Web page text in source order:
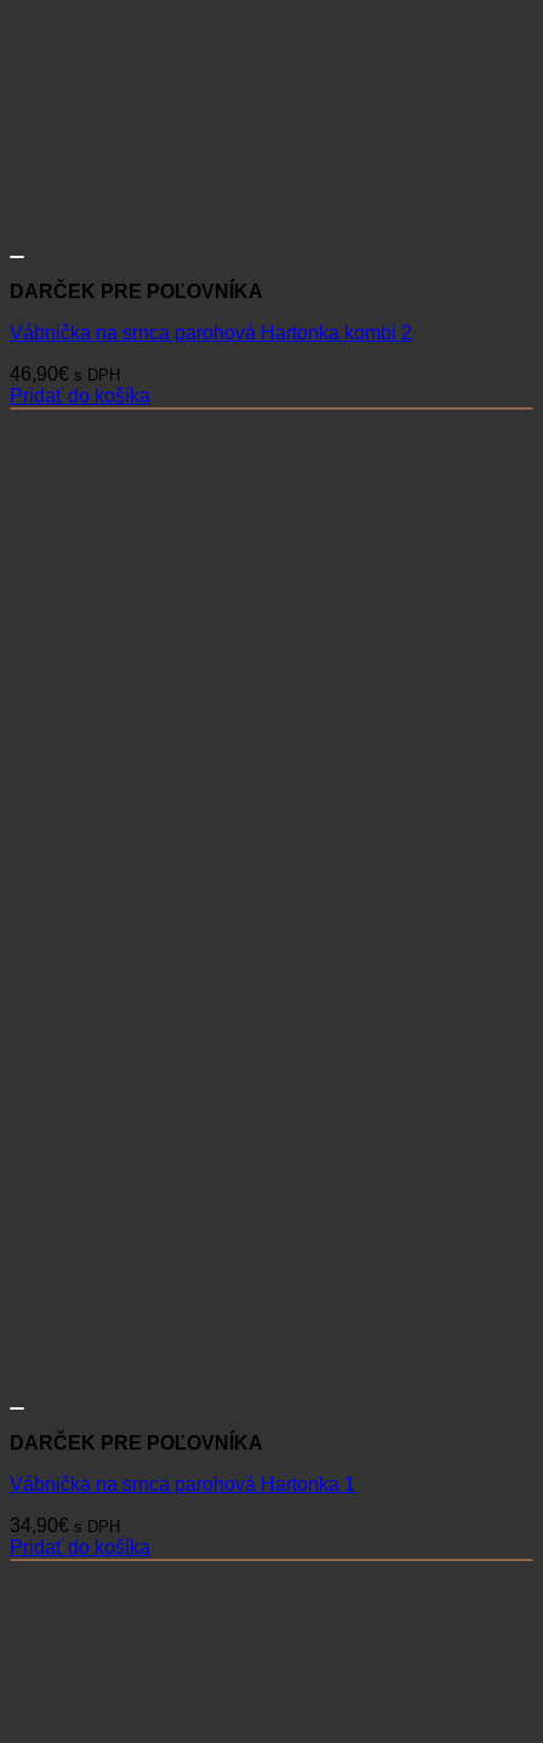
DARČEK PRE POĽOVNÍKA
Vábnička na srnca parohová Hartonka kombi 2
46,90€ s DPH
Pridať do košíka
DARČEK PRE POĽOVNÍKA
Vábnička na srnca parohová Hartonka 1
34,90€ s DPH
Pridať do košíka